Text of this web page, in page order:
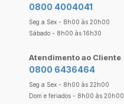
0800 4004041
Seg a Sex - 8h00 às 20h00
Sábado - 8h00 às 16h30
Atendimento ao Cliente
0800 6436464
Seg a Sex - 8h00 às 22h00
Dom e feriados - 8h00 às 20h00